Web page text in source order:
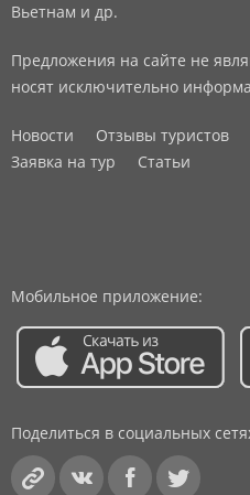
Вьетнам и др.
Предложения на сайте не
носят исключительно
Новости Отзывы туристов
Заявка на тур
Статьи
Мобильное приложение:
Поделиться в социальных